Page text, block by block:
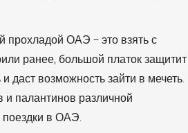
ОАЭ – это взять с
ранее, большой платок защитит
возможность зайти в мечеть.
и палантинов различной
в ОАЭ.